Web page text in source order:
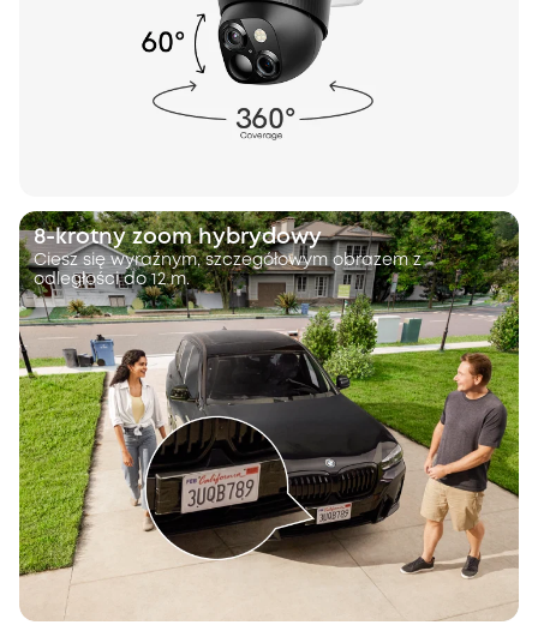
8-krotny zoom hybrydowy
Ciesz się wyraźnym, szczegółowym obrazem z
odległości do 12 m.